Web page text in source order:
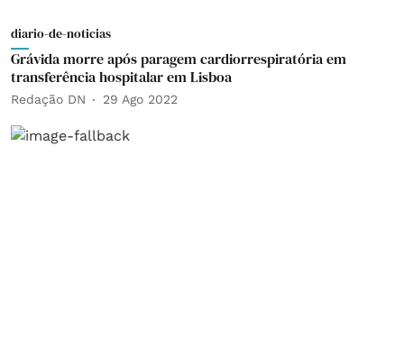
diario-de-noticias
Grávida morre após paragem cardiorrespiratória em
transferência hospitalar em Lisboa
Redação DN 29 Ago 2022